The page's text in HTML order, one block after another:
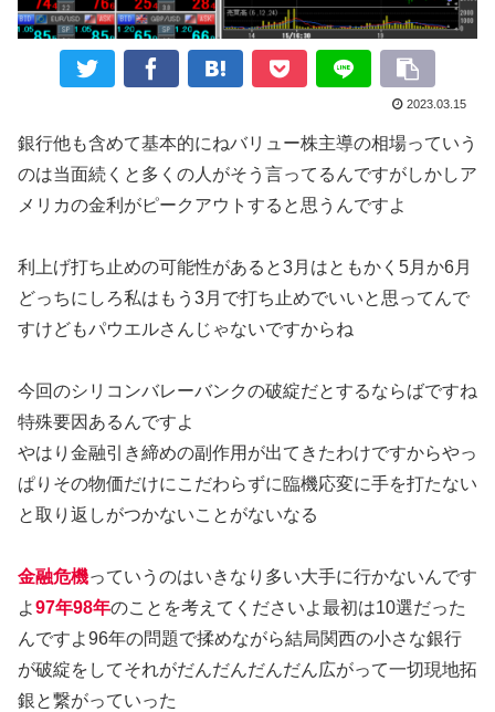
2023.03.15
銀行他も含めて基本的にねバリュー株主導の相場っていう
のは当面続くと多くの人がそう言ってるんですがしかしア
メリカの金利がピークアウトすると思うんですよ
利上げ打ち止めの可能性があると3月はともかく5月か6月
どっちにしろ私はもう3月で打ち止めでいいと思ってんで
すけどもパウエルさんじゃないですからね
今回のシリコンバレーバンクの破綻だとするならばですね
特殊要因あるんですよ
やはり金融引き締めの副作用が出てきたわけですからやっ
ぱりその物価だけにこだわらずに臨機応変に手を打たない
と取り返しがつかないことがないなる
金融危機っていうのはいきなり多い大手に行かないんです
よ97年98年のことを考えてくださいよ最初は10選だった
んですよ96年の問題で揉めながら結局関西の小さな銀行
が破綻をしてそれがだんだんだんだん広がって一切現地拓
銀と繋がっていった